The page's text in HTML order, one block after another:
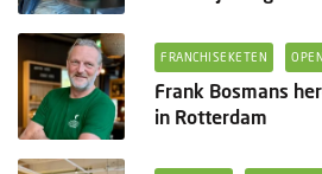
FRANCHISEKETEN
Frank Bosmans
in Rotterdam